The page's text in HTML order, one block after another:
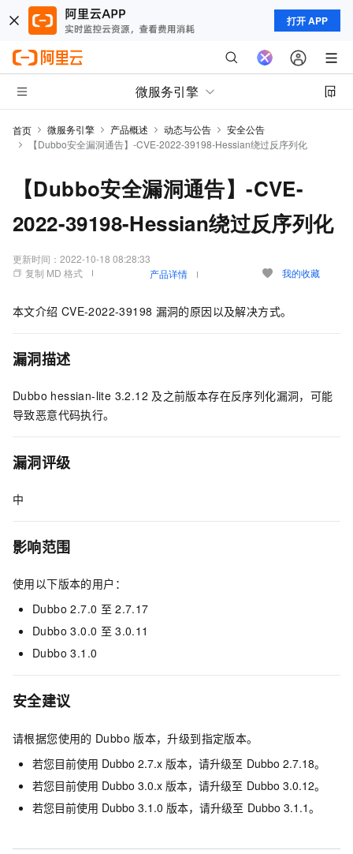
打开 APP
微服务引擎
首页 微服务引擎 产品概述 动态与公告
安全公告
【Dubbo安全漏洞通告】-CVE-2022-39198-Hessian绕过反序列化
【Dubbo安全漏洞通告】-CVE-
2022-39198-Hessian绕过反序列化
更新时间： 2022-10-18 08:28:33
复制 MD 格式
产品详情 我的收藏
本文介绍 CVE-2022-39198 漏洞的原因以及解决方式。
漏洞描述
Dubbo hessian-lite 3.2.12 及之前版本存在反序列化漏洞，可能
导致恶意代码执行。
漏洞评级
中
影响范围
使用以下版本的用户：
Dubbo 2.7.0 至 2.7.17
Dubbo 3.0.0 至 3.0.11
Dubbo 3.1.0
安全建议
请根据您使用的 Dubbo 版本，升级到指定版本。
若您目前使用 Dubbo 2.7.x 版本，请升级至 Dubbo 2.7.18。
若您目前使用 Dubbo 3.0.x 版本，请升级至 Dubbo 3.0.12。
若您目前使用 Dubbo 3.1.0 版本，请升级至 Dubbo 3.1.1。